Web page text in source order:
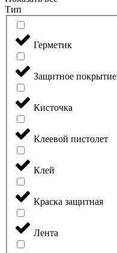
Тип
Герметик
Защитное покрытие
Кисточка
Клеевой пистолет
Клей
Краска защитная
Лента